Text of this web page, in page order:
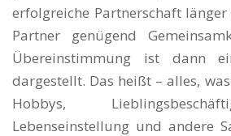
erfolgreiche Partnerschaft
Partner genügend
Übereinstimmung ist dann
dargestellt. Das heißt – alles,
Hobbys,
Lebenseinstellung und andere